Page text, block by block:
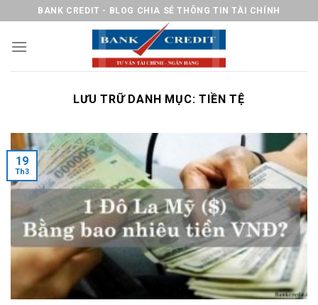
nội
BANK CREDIT - BLOG CHIA SẺ THÔNG TIN TÀI CHÍNH
LƯU TRỮ DANH MỤC:TIỀN TỆ
19
Th3